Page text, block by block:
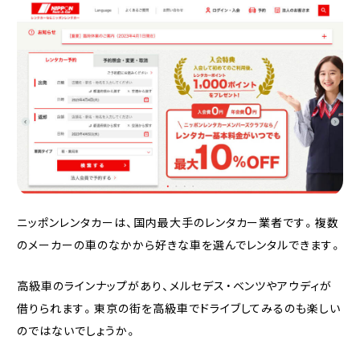
ニッポンレンタカーは、国内最大手のレンタカー業者です。複数
のメーカーの車のなかから好きな車を選んでレンタルできます。
高級車のラインナップがあり、メルセデス・ベンツやアウディが
借りられます。東京の街を高級車でドライブしてみるのも楽しい
のではないでしょうか。